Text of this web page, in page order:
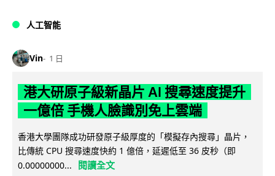
人工智能
Vin 1 日
港大研原子級新晶片 AI 搜尋速度提升
一億倍 手機人臉識別免上雲端
香港大學團隊成功研發原子級厚度的「模擬存內搜尋」晶片，
比傳統 CPU 搜尋速度快約 1 億倍，延遲低至 36 皮秒（即
0.00000000...
閱讀全文